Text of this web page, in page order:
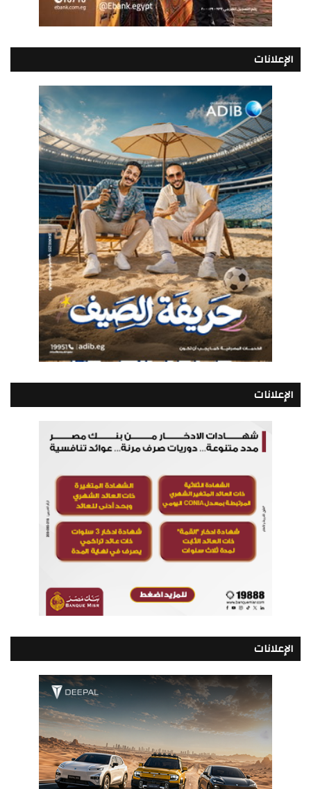
الإعلانات
الإعلانات
الإعلانات